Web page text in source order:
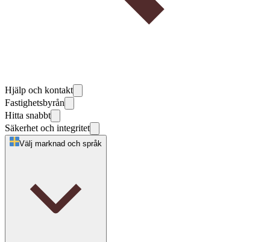
Hjälp och kontakt
Fastighetsbyrån
Hitta snabbt
Säkerhet och integritet
Välj marknad och språk